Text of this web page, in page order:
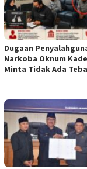
Dugaan
Narkoba Oknum
Minta Tidak Ada